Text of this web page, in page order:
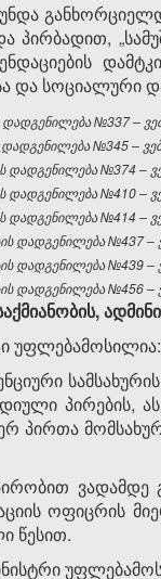
პირბადით,
სოციალური
№337 –
№345 –
დადგენილება №374 –
დადგენილება №410 –
დადგენილება №414 –
დადგენილება №437 –
დადგენილება №439 –
დადგენილება №456 –
,
უფლებამოსილია:
პირების,
პირთა
წესით.